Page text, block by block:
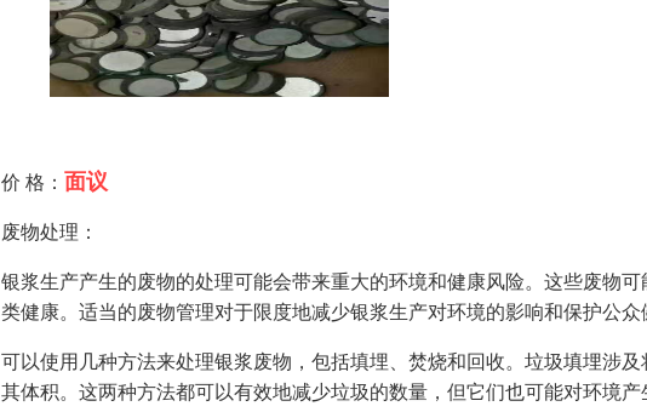
价 格： 面议
废物处理：
银浆生产产生的废物的处理可能会带来重大的环境和健康风险。这些废物
类健康。适当的废物管理对于限度地减少银浆生产对环境的影响和保护公众
可以使用几种方法来处理银浆废物，包括填埋、焚烧和回收。垃圾填埋涉
其体积。这两种方法都可以有效地减少垃圾的数量，但它们也可能对环境产